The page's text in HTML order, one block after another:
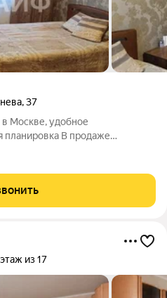
,37
в Москве, удобное
планировка В продаже
63 кв. м. Планировка
оснащена
из 17